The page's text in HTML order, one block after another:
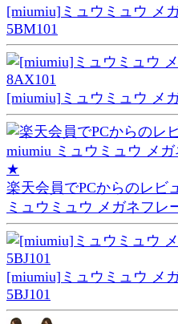
[miumiu]ミュウミュウ メ
5BM101
[miumiu]ミュウミュウ メ
楽天会員でPCからのレ
ミュウミュウ メガネフレ
[miumiu]ミュウミュウ メ
5BJ101